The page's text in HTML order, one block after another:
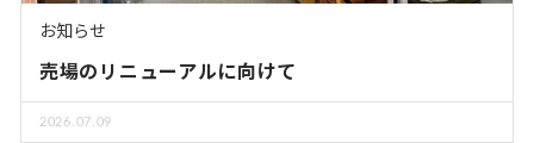
お知らせ
売場のリニューアルに向けて
2026.07.09